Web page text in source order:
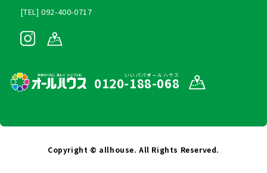
[TEL] 092-400-0717
いいパパオールハウス
0120-188-068
Copyright © allhouse. All Rights Reserved.